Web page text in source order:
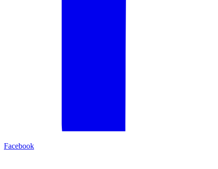
Facebook